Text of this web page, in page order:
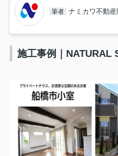
筆者 ナミカワ不動
施工事例｜NATURAL